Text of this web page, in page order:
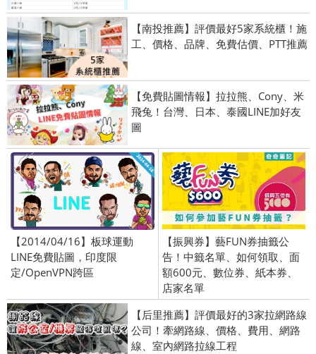
【南投推薦】評價最好5家系統櫃！施
工、價格、品牌、免費估價、PTT推薦
【免費貼圖情報】拉拉熊、Cony、米
飛兔！台灣、日本、泰國LINE加好友
圖
【2014/04/16】板球運動
LINE免費貼圖，印度限
定/OpenVPN跨區
【振興券】藝FUN券抽籤公
告！中籤名單、如何領取、面
額600元、數位券、紙本券、
店家名單
【后里推薦】評價最好的3家拉網路線
公司！牽網路線、價格、費用、網路
線、室內網路拉線工程